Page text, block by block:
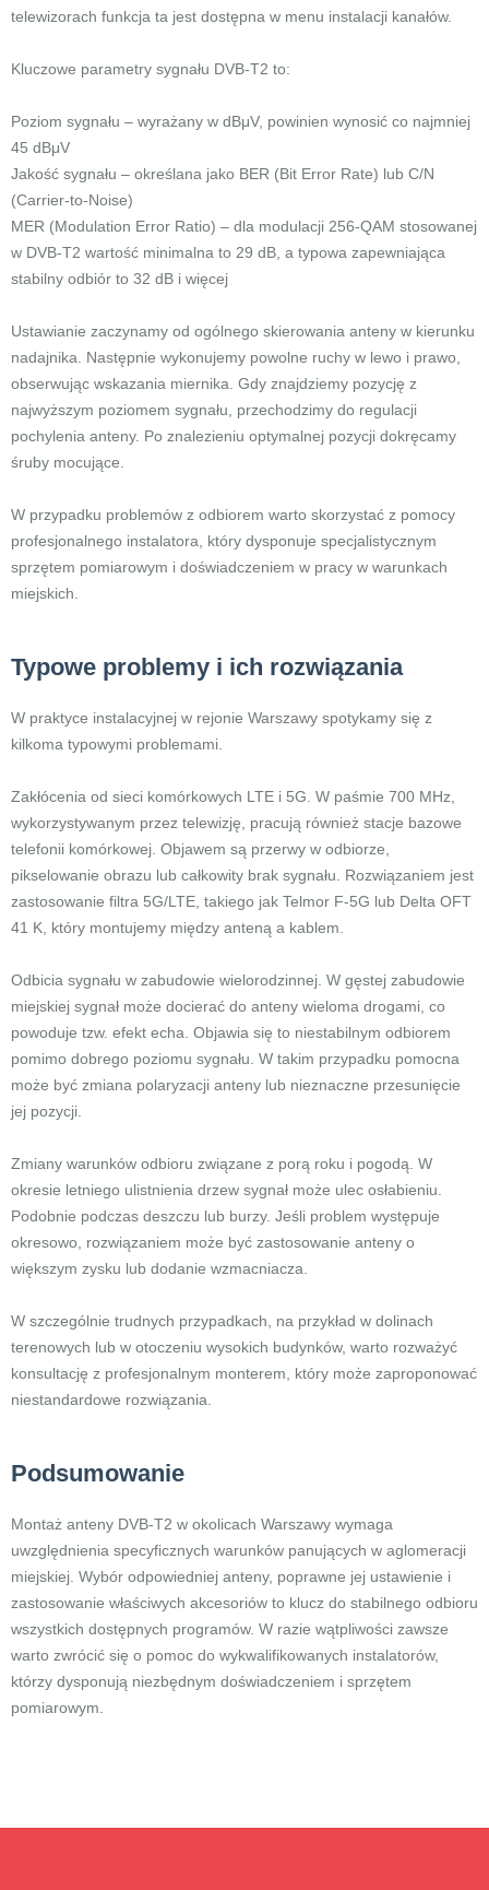
telewizorach funkcja ta jest dostępna w menu instalacji kanałów.
Kluczowe parametry sygnału DVB-T2 to:
Poziom sygnału – wyrażany w dBμV, powinien wynosić co najmniej
45 dBμV
Jakość sygnału – określana jako BER (Bit Error Rate) lub C/N
(Carrier-to-Noise)
MER (Modulation Error Ratio) – dla modulacji 256-QAM stosowanej
w DVB-T2 wartość minimalna to 29 dB, a typowa zapewniająca
stabilny odbiór to 32 dB i więcej
Ustawianie zaczynamy od ogólnego skierowania anteny w kierunku
nadajnika. Następnie wykonujemy powolne ruchy w lewo i prawo,
obserwując wskazania miernika. Gdy znajdziemy pozycję z
najwyższym poziomem sygnału, przechodzimy do regulacji
pochylenia anteny. Po znalezieniu optymalnej pozycji dokręcamy
śruby mocujące.
W przypadku problemów z odbiorem warto skorzystać z pomocy
profesjonalnego instalatora, który dysponuje specjalistycznym
sprzętem pomiarowym i doświadczeniem w pracy w warunkach
miejskich.
Typowe problemy i ich rozwiązania
W praktyce instalacyjnej w rejonie Warszawy spotykamy się z
kilkoma typowymi problemami.
Zakłócenia od sieci komórkowych LTE i 5G. W paśmie 700 MHz,
wykorzystywanym przez telewizję, pracują również stacje bazowe
telefonii komórkowej. Objawem są przerwy w odbiorze,
pikselowanie obrazu lub całkowity brak sygnału. Rozwiązaniem jest
zastosowanie filtra 5G/LTE, takiego jak Telmor F-5G lub Delta OFT
41 K, który montujemy między anteną a kablem.
Odbicia sygnału w zabudowie wielorodzinnej. W gęstej zabudowie
miejskiej sygnał może docierać do anteny wieloma drogami, co
powoduje tzw. efekt echa. Objawia się to niestabilnym odbiorem
pomimo dobrego poziomu sygnału. W takim przypadku pomocna
może być zmiana polaryzacji anteny lub nieznaczne przesunięcie
jej pozycji.
Zmiany warunków odbioru związane z porą roku i pogodą. W
okresie letniego ulistnienia drzew sygnał może ulec osłabieniu.
Podobnie podczas deszczu lub burzy. Jeśli problem występuje
okresowo, rozwiązaniem może być zastosowanie anteny o
większym zysku lub dodanie wzmacniacza.
W szczególnie trudnych przypadkach, na przykład w dolinach
terenowych lub w otoczeniu wysokich budynków, warto rozważyć
konsultację z profesjonalnym monterem, który może zaproponować
niestandardowe rozwiązania.
Podsumowanie
Montaż anteny DVB-T2 w okolicach Warszawy wymaga
uwzględnienia specyficznych warunków panujących w aglomeracji
miejskiej. Wybór odpowiedniej anteny, poprawne jej ustawienie i
zastosowanie właściwych akcesoriów to klucz do stabilnego odbioru
wszystkich dostępnych programów. W razie wątpliwości zawsze
warto zwrócić się o pomoc do wykwalifikowanych instalatorów,
którzy dysponują niezbędnym doświadczeniem i sprzętem
pomiarowym.